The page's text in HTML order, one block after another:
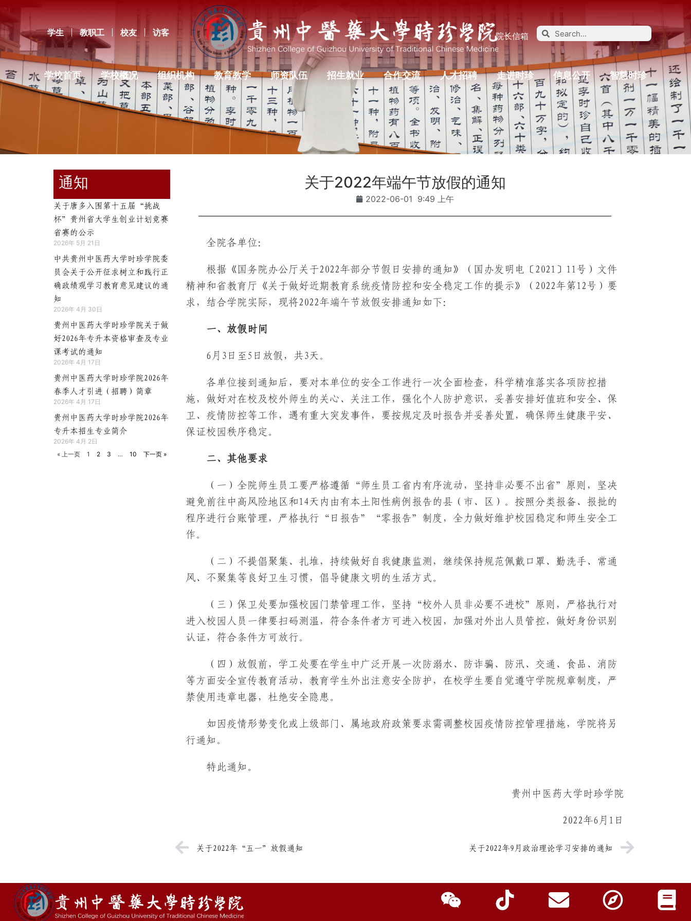
学生 教职工 校友 访客 院长信箱
学校首页 学校概况 组织机构 教育教学 师资队伍 招生就业 合作交流 人才招聘 走进时珍 信息公开 智慧时珍
通知
关于唐多入围第十五届“挑战
杯”贵州省大学生创业计划竞赛
省赛的公示
2026年 5月 21日
中共贵州中医药大学时珍学院委
员会关于公开征求树立和践行正
确政绩观学习教育意见建议的通
知
2026年 4月 30日
贵州中医药大学时珍学院关于做
好2026年专升本资格审查及专业
课考试的通知
2026年 4月 17日
贵州中医药大学时珍学院2026年
春季人才引进（招聘）简章
2026年 4月 17日
贵州中医药大学时珍学院2026年
专升本招生专业简介
2026年 4月 2日
« 上一页
1 2 3 … 10 下一页 »
关于2022年端午节放假的通知
2022-06-01 9:49 上午
全院各单位：
根据《国务院办公厅关于2022年部分节假日安排的通知》（国办发明电〔2021〕11号）文件
精神和省教育厅《关于做好近期教育系统疫情防控和安全稳定工作的提示》（2022年第12号）要
求，结合学院实际，现将2022年端午节放假安排通知如下：
一、放假时间
6月3日至5日放假，共3天。
各单位接到通知后，要对本单位的安全工作进行一次全面检查，科学精准落实各项防控措
施，做好对在校及校外师生的关心、关注工作，强化个人防护意识，妥善安排好值班和安全、保
卫、疫情防控等工作，遇有重大突发事件，要按规定及时报告并妥善处置，确保师生健康平安、
保证校园秩序稳定。
二、其他要求
（一）全院师生员工要严格遵循“师生员工省内有序流动，坚持非必要不出省”原则，坚决
避免前往中高风险地区和14天内由有本土阳性病例报告的县（市、区）。按照分类报备、报批的
程序进行台账管理，严格执行“日报告”“零报告”制度，全力做好维护校园稳定和师生安全工
作。
（二）不提倡聚集、扎堆，持续做好自我健康监测，继续保持规范佩戴口罩、勤洗手、常通
风、不聚集等良好卫生习惯，倡导健康文明的生活方式。
（三）保卫处要加强校园门禁管理工作，坚持“校外人员非必要不进校”原则，严格执行对
进入校园人员一律要扫码测温，符合条件者方可进入校园，加强对外出人员管控，做好身份识别
认证，符合条件方可放行。
（四）放假前，学工处要在学生中广泛开展一次防溺水、防诈骗、防汛、交通、食品、消防
等方面安全宣传教育活动，教育学生外出注意安全防护，在校学生要自觉遵守学院规章制度，严
禁使用违章电器，杜绝安全隐患。
如因疫情形势变化或上级部门、属地政府政策要求需调整校园疫情防控管理措施，学院将另
行通知。
特此通知。
贵州中医药大学时珍学院
2022年6月1日
关于2022年“五一”放假通知 关于2022年9月政治理论学习安排的通知